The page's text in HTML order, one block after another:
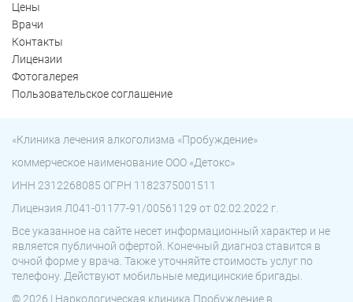
Цены
Врачи
Контакты
Лицензии
Фотогалерея
Пользовательское соглашение
«Клиника лечения алкоголизма «Пробуждение»
коммерческое наименование ООО «Детокс»
ИНН 2312268085 ОГРН 1182375001511
Лицензия Л041-01177-91/00561129 от 02.02.2022 г.
Все указанное на сайте несет информационный характер и не
является публичной офертой. Конечный диагноз ставится в
очной форме у врача. Также уточняйте стоимость услуг по
телефону. Действуют мобильные медицинские бригады.
© 2026 | Наркологическая клиника Пробуждение в